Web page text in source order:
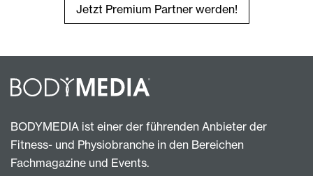
Jetzt Premium Partner werden!
BODYMEDIA ist einer der führenden Anbieter der
Fitness- und Physiobranche in den Bereichen
Fachmagazine und Events.